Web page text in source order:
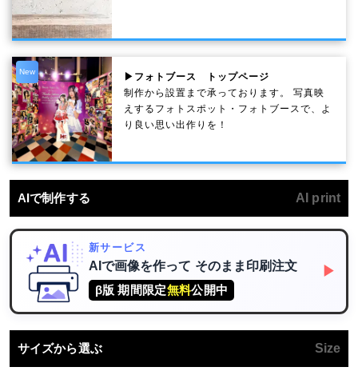
New
▶フォトブース トップページ
制作から設置まで承っております。 写真映
えするフォトスポット・フォトブースで、よ
り良い思い出作りを！
AIで制作する AI print
新サービス
AIで画像を作って そのまま印刷注文
β版 期間限定無料公開中
▶
サイズから選ぶ Size